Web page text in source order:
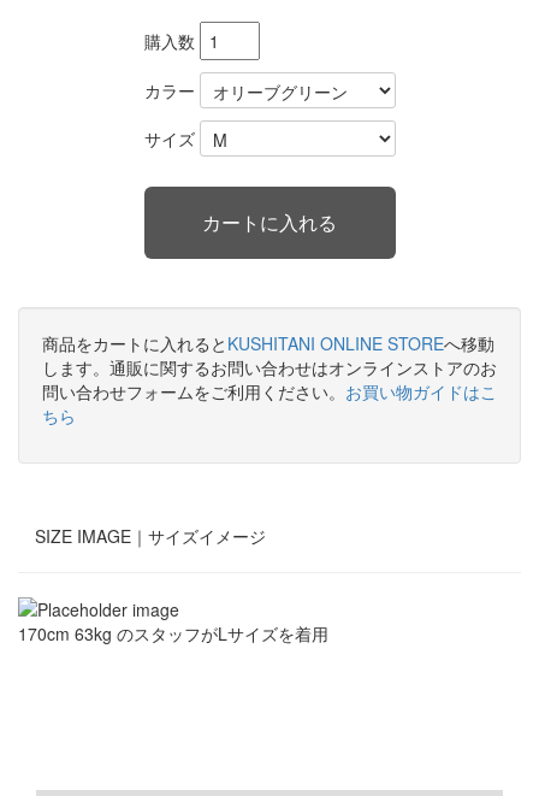
購入数
カラー
サイズ
商品をカートに入れると KUSHITANI ONLINE STOREへ移動
します。通販に関するお問い合わせはオンラインストアのお
問い合わせフォームをご利用ください。 お買い物ガイドはこ
ちら
SIZE IMAGE｜ サイズイメージ
170cm 63kg のスタッフがLサイズを着用